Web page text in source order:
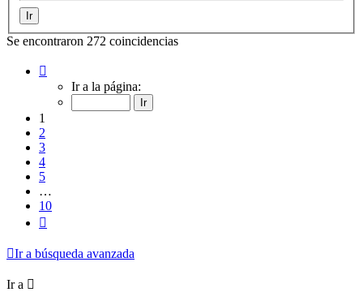
Se encontraron 272 coincidencias
Ir a la página:
1
2
3
4
5
…
10
Ir a búsqueda avanzada
Ir a